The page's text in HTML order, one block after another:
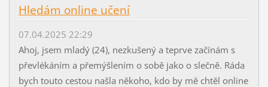
Hledám online učení
07.04.2025 22:29
Ahoj, jsem mladý (24), nezkušený a teprve začínám s
převlékáním a přemýšlením o sobě jako o slečně. Ráda
bych touto cestou našla někoho, kdo by mě chtěl online